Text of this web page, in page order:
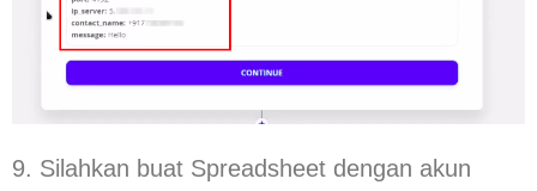
9. Silahkan buat Spreadsheet dengan akun